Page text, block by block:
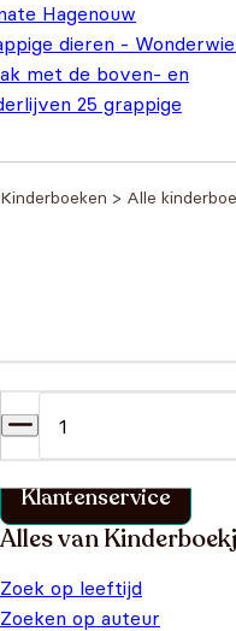
Hagenouw
dieren -
met de boven- en
25 grappige
€9,99.
Kinderboeken > Alle
Vind binnen no-time
klantenservice pagina.
Klantenservice
Alles van
Zoek op leeftijd
Zoeken op auteur